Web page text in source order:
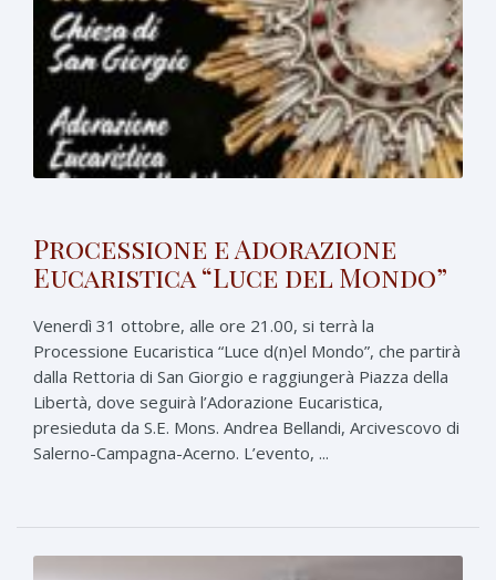
Processione e Adorazione
Eucaristica “Luce del Mondo”
Venerdì 31 ottobre, alle ore 21.00, si terrà la
Processione Eucaristica “Luce d(n)el Mondo”, che partirà
dalla Rettoria di San Giorgio e raggiungerà Piazza della
Libertà, dove seguirà l’Adorazione Eucaristica,
presieduta da S.E. Mons. Andrea Bellandi, Arcivescovo di
Salerno-Campagna-Acerno. L’evento, ...